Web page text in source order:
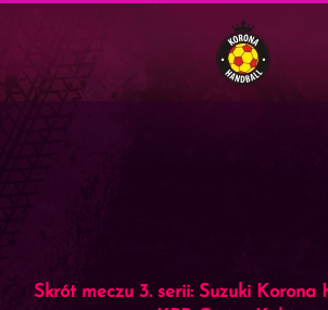
Skip to main content
Skrót meczu 3. serii: Suzuki Korona